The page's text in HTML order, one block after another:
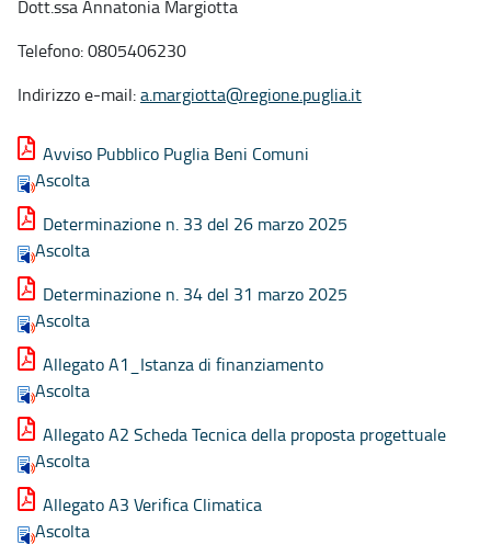
Dott.ssa Annatonia Margiotta
Telefono: 0805406230
Indirizzo e-mail:a.margiotta@regione.puglia.it
Avviso Pubblico Puglia Beni Comuni
Ascolta
Determinazione n. 33 del 26 marzo 2025
Ascolta
Determinazione n. 34 del 31 marzo 2025
Ascolta
Allegato A1_Istanza di finanziamento
Ascolta
Allegato A2 Scheda Tecnica della proposta progettuale
Ascolta
Allegato A3 Verifica Climatica
Ascolta